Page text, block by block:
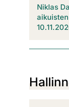
Niklas